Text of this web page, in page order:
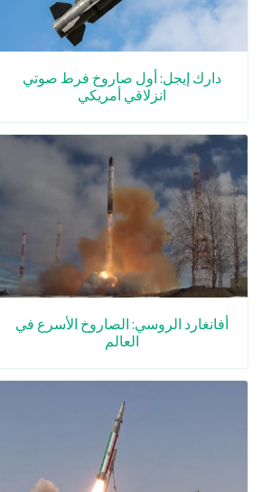
دارك إيجل: أول صاروخ فرط صوتي
انزلاقي أمريكي
أفانغارد الروسي: الصاروخ الأسرع في
العالم